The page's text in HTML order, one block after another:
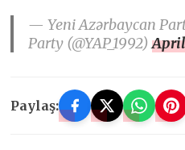
— Yeni Azərbaycan
Party (@YAP_1992)
Paylaş: